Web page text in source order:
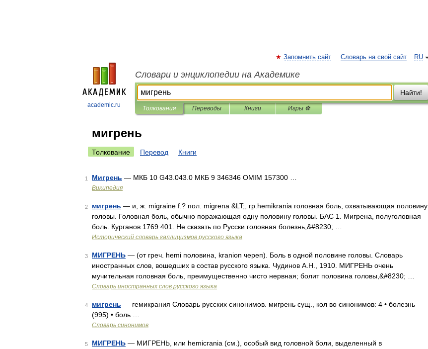
academic.ru
RU
Запомнить сайт Словарь на свой сайт
Словари и энциклопедии на Академике
Найти!
Толкования Переводы Книги Игры ⚽
мигрень
Толкование Перевод Книги
1 Мигрень — МКБ 10 G43.043.0 МКБ 9 346346 OMIM 157300 …
Википедия
2 мигрень — и, ж. migraine f.? пол. migrena &LT;, гр.hemikrania головная боль, охватывающая половину
головы. Головная боль, обычно поражающая одну половину головы. БАС 1. Мигрена, полуголовная
боль. Курганов 1769 401. Не сказать по Русски головная болезнь,&#8230; …
Исторический словарь галлицизмов русского языка
3 МИГРЕНЬ — (от греч. hemi половина, kranion череп). Боль в одной половине головы. Словарь
иностранных слов, вошедших в состав русского языка. Чудинов А.Н., 1910. МИГРЕНЬ очень
мучительная головная боль, преимущественно чисто нервная; болит половина головы,&#8230; …
Словарь иностранных слов русского языка
4 мигрень — гемикрания Словарь русских синонимов. мигрень сущ., кол во синонимов: 4 • болезнь
(995) • боль …
Словарь синонимов
5 МИГРЕНЬ — МИГРЕНЬ, или hemicrania (см.), особый вид головной боли, выделенный в